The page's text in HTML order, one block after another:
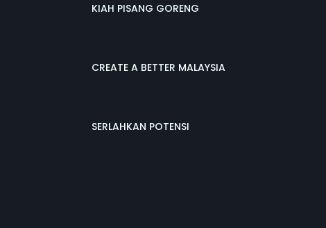
KIAH PISANG GORENG
CREATE A BETTER MALAYSIA
SERLAHKAN POTENSI